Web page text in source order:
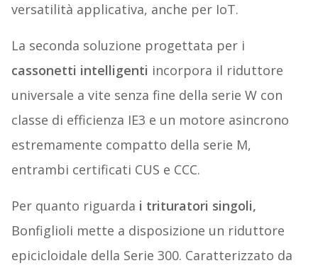
versatilità applicativa, anche per IoT.
La seconda soluzione progettata per i
cassonetti intelligenti incorpora il riduttore
universale a vite senza fine della serie W con
classe di efficienza IE3 e un motore asincrono
estremamente compatto della serie M,
entrambi certificati CUS e CCC.
Per quanto riguarda i trituratori singoli,
Bonfiglioli mette a disposizione un riduttore
epicicloidale della Serie 300. Caratterizzato da